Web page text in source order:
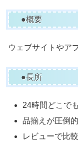
●概要
ウェブサイトやア
●長所
24時間どこで
品揃えが圧倒的
レビューで比